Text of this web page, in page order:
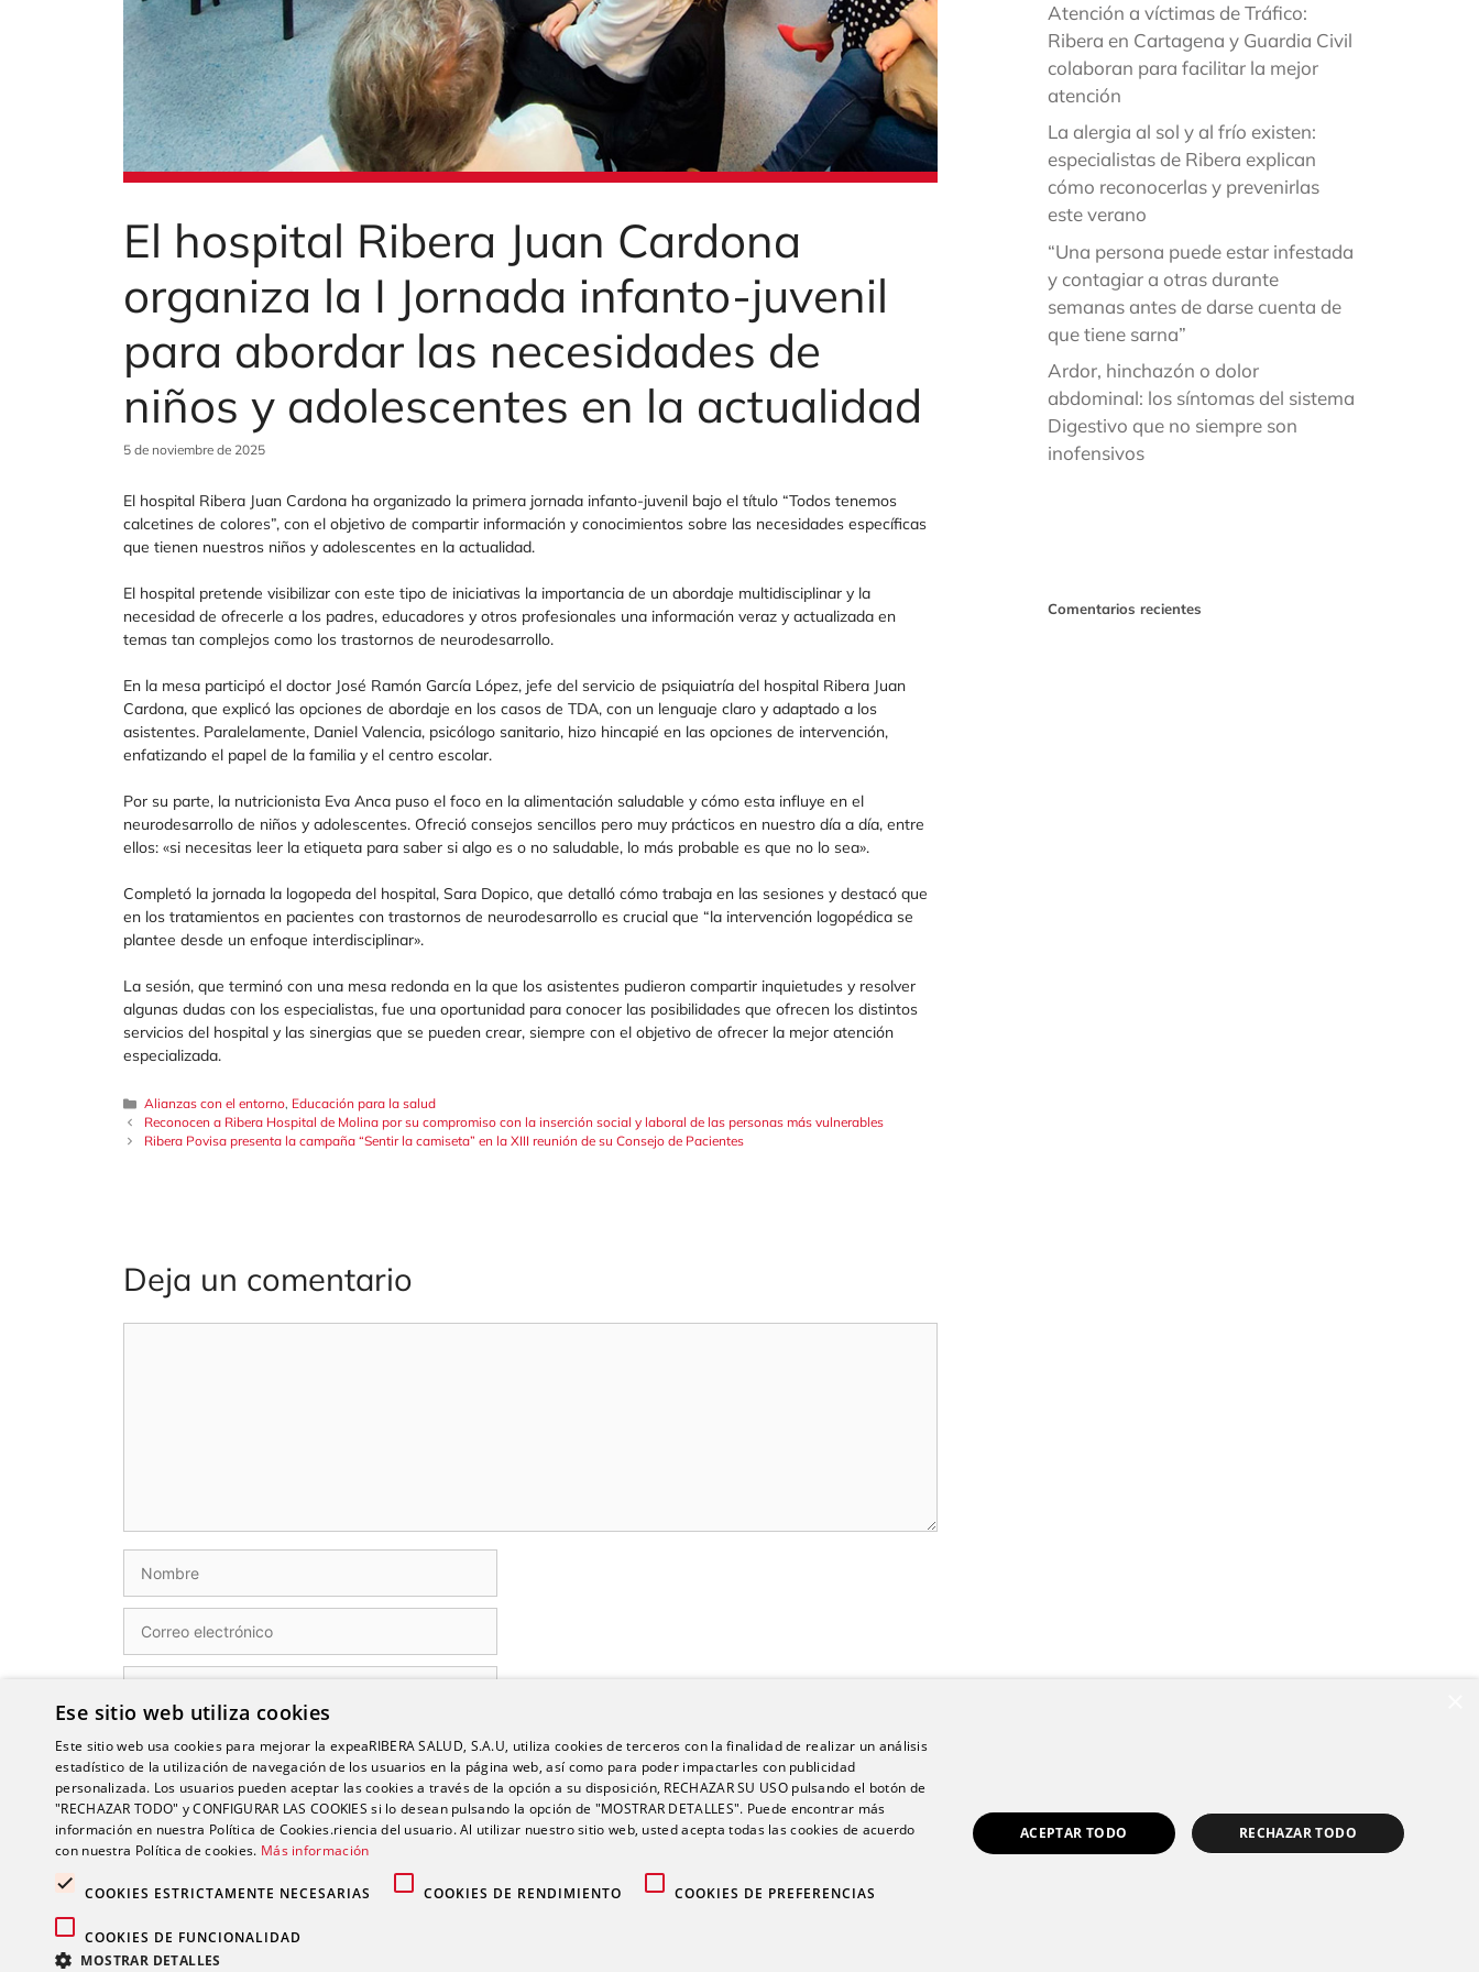
El hospital Ribera Juan Cardona
organiza la I Jornada infanto-juvenil
para abordar las necesidades de
niños y adolescentes en la actualidad
5 de noviembre de 2025
El hospital Ribera Juan Cardona ha organizado la primera jornada infanto-juvenil bajo el título “Todos tenemos
calcetines de colores”, con el objetivo de compartir información y conocimientos sobre las necesidades específicas
que tienen nuestros niños y adolescentes en la actualidad.
El hospital pretende visibilizar con este tipo de iniciativas la importancia de un abordaje multidisciplinar y la
necesidad de ofrecerle a los padres, educadores y otros profesionales una información veraz y actualizada en
temas tan complejos como los trastornos de neurodesarrollo.
En la mesa participó el doctor José Ramón García López, jefe del servicio de psiquiatría del hospital Ribera Juan
Cardona, que explicó las opciones de abordaje en los casos de TDA, con un lenguaje claro y adaptado a los
asistentes. Paralelamente, Daniel Valencia, psicólogo sanitario, hizo hincapié en las opciones de intervención,
enfatizando el papel de la familia y el centro escolar.
Por su parte, la nutricionista Eva Anca puso el foco en la alimentación saludable y cómo esta influye en el
neurodesarrollo de niños y adolescentes. Ofreció consejos sencillos pero muy prácticos en nuestro día a día, entre
ellos: «si necesitas leer la etiqueta para saber si algo es o no saludable, lo más probable es que no lo sea».
Completó la jornada la logopeda del hospital, Sara Dopico, que detalló cómo trabaja en las sesiones y destacó que
en los tratamientos en pacientes con trastornos de neurodesarrollo es crucial que “la intervención logopédica se
plantee desde un enfoque interdisciplinar».
La sesión, que terminó con una mesa redonda en la que los asistentes pudieron compartir inquietudes y resolver
algunas dudas con los especialistas, fue una oportunidad para conocer las posibilidades que ofrecen los distintos
servicios del hospital y las sinergias que se pueden crear, siempre con el objetivo de ofrecer la mejor atención
especializada.
Categorías
Alianzas con el entorno, Educación para la salud
Reconocen a Ribera Hospital de Molina por su compromiso con la inserción social y laboral de las personas más vulnerables
Ribera Povisa presenta la campaña “Sentir la camiseta” en la XIII reunión de su Consejo de Pacientes
Deja un comentario
Nombre
Correo
electrónico
Web
Guarda mi nombre, correo electrónico y web en este navegador para la próxima vez que comente.
Atención a víctimas de Tráfico:
Ribera en Cartagena y Guardia Civil
colaboran para facilitar la mejor
atención
La alergia al sol y al frío existen:
especialistas de Ribera explican
cómo reconocerlas y prevenirlas
este verano
“Una persona puede estar infestada
y contagiar a otras durante
semanas antes de darse cuenta de
que tiene sarna”
Ardor, hinchazón o dolor
abdominal: los síntomas del sistema
Digestivo que no siempre son
inofensivos
Comentarios recientes
Ese sitio web utiliza cookies
Este sitio web usa cookies para mejorar la expeaRIBERA SALUD, S.A.U, utiliza cookies de terceros con la finalidad de realizar un análisis
estadístico de la utilización de navegación de los usuarios en la página web, así como para poder impactarles con publicidad
personalizada. Los usuarios pueden aceptar las cookies a través de la opción a su disposición, RECHAZAR SU USO pulsando el botón de
"RECHAZAR TODO" y CONFIGURAR LAS COOKIES si lo desean pulsando la opción de "MOSTRAR DETALLES". Puede encontrar más
información en nuestra Política de Cookies.riencia del usuario. Al utilizar nuestro sitio web, usted acepta todas las cookies de acuerdo
con nuestra Política de cookies. Más información
COOKIES ESTRICTAMENTE NECESARIAS COOKIES DE RENDIMIENTO COOKIES DE PREFERENCIAS
COOKIES DE FUNCIONALIDAD
MOSTRAR DETALLES
ACEPTAR TODO RECHAZAR TODO